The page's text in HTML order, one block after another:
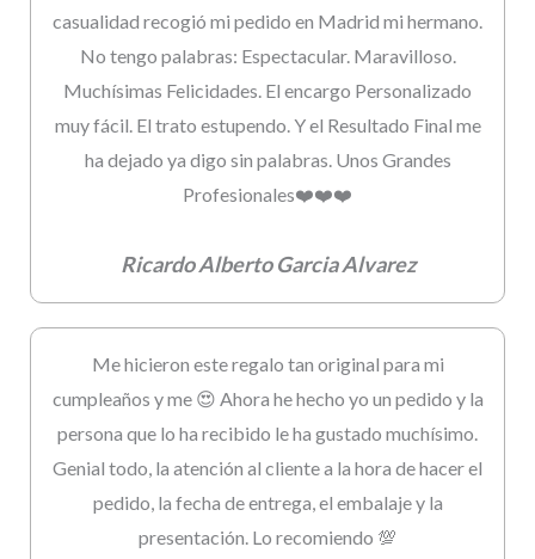
casualidad recogió mi pedido en Madrid mi hermano.
No tengo palabras: Espectacular. Maravilloso.
Muchísimas Felicidades. El encargo Personalizado
muy fácil. El trato estupendo. Y el Resultado Final me
ha dejado ya digo sin palabras. Unos Grandes
Profesionales❤️❤️❤️
Ricardo Alberto Garcia Alvarez
Me hicieron este regalo tan original para mi
cumpleaños y me 😍 Ahora he hecho yo un pedido y la
persona que lo ha recibido le ha gustado muchísimo.
Genial todo, la atención al cliente a la hora de hacer el
pedido, la fecha de entrega, el embalaje y la
presentación. Lo recomiendo 💯